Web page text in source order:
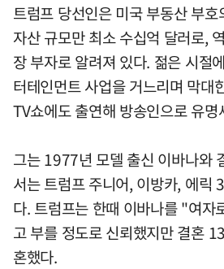
트럼프 당선인은 미국 부동산 부
자산 규모만 최소 수십억 달러로,
장 부자로 알려져 있다. 젊은 시절
터테인먼트 사업을 거느리며 막대
TV쇼에도 출연해 방송인으로 유명
그는 1977년 모델 출신 이바나와
서는 트럼프 주니어, 이방카, 에릭
다. 트럼프는 한때 이바나를 "여자
고 부를 정도로 신뢰했지만 결혼
혼했다.